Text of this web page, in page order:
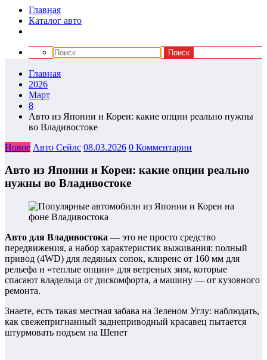
Главная
Каталог авто
Главная
2026
Март
8
Авто из Японии и Кореи: какие опции реально нужны
во Владивостоке
Новое Авто Сейлс 08.03.2026 0 Комментарии
Авто из Японии и Кореи: какие опции реально
нужны во Владивостоке
Авто для Владивостока — это не просто средство
передвижения, а набор характеристик выживания: полный
привод (4WD) для ледяных сопок, клиренс от 160 мм для
рельефа и «теплые опции» для ветреных зим, которые
спасают владельца от дискомфорта, а машину — от кузовного
ремонта.
Знаете, есть такая местная забава на Зеленом Углу: наблюдать,
как свежепригнанный заднеприводный красавец пытается
штурмовать подъем на Шепет